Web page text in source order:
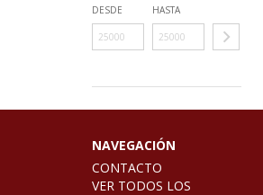
DESDE HASTA
NAVEGACIÓN
CONTACTO
VER TODOS LOS